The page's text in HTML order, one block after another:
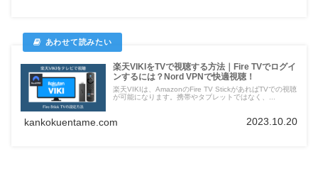
楽天VIKIをTVで視聴する方法｜Fire TVでログイ
ンするには？Nord VPNで快適視聴！
楽天VIKIは、AmazonのFire TV StickがあればTVでの視聴
が可能になります。携帯やタブレットではなく、...
kankokuentame.com 2023.10.20